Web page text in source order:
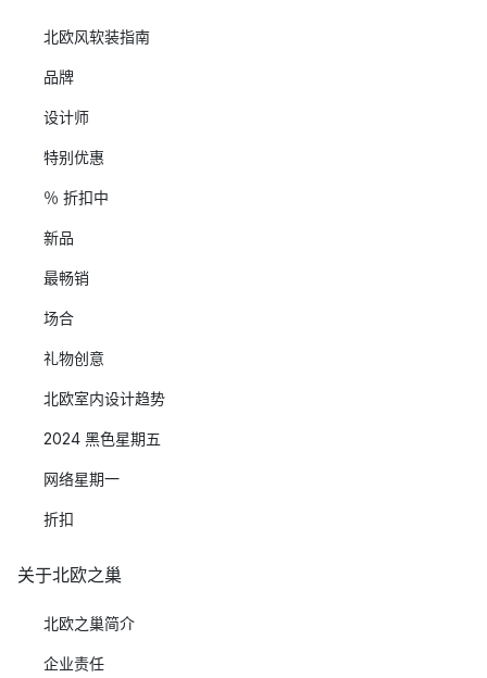
北欧风软装指南
品牌
设计师
特别优惠
％ 折扣中
新品
最畅销
场合
礼物创意
北欧室内设计趋势
2024 黑色星期五
网络星期一
折扣
关于北欧之巢
北欧之巢简介
企业责任